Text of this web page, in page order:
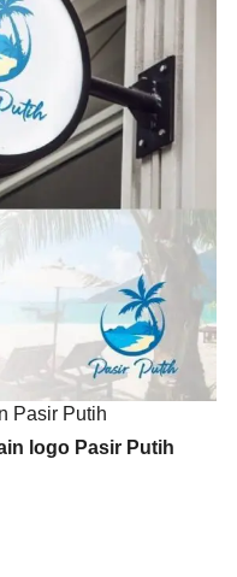
Pasir Putih
logo Pasir Putih